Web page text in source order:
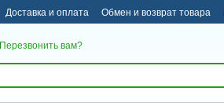
Доставка и оплата Обмен и возврат товара
Перезвонить вам?